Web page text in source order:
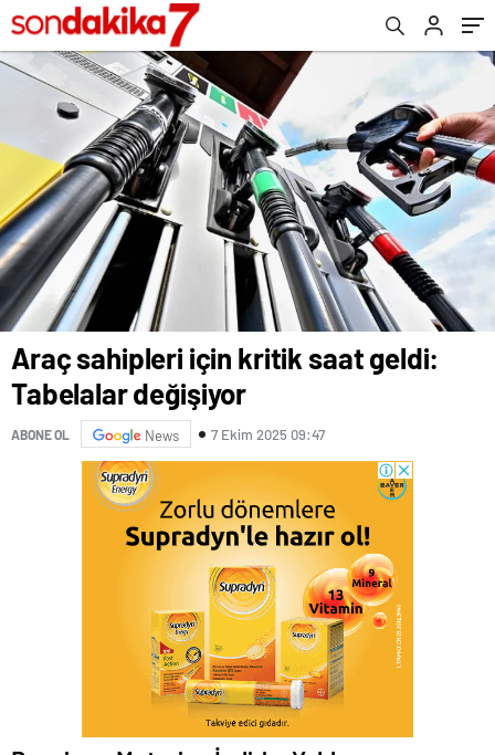
Araç sahipleri için kritik saat geldi:
Tabelalar değişiyor
ABONE OL News 7 Ekim 2025 09:47